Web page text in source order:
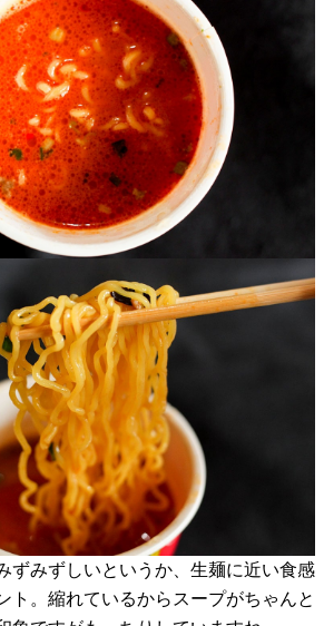
ずみずしいというか、生麺に近い食感
ト。縮れているからスープがちゃんと